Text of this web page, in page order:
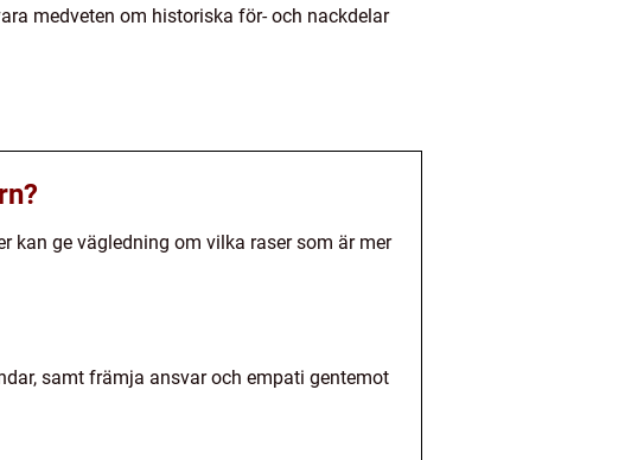
medveten om historiska för- och nackdelar
kan ge vägledning om vilka raser som är mer
samt främja ansvar och empati gentemot